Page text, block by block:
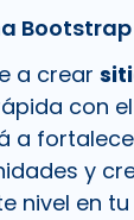
a crear
con
a
y
nivel en